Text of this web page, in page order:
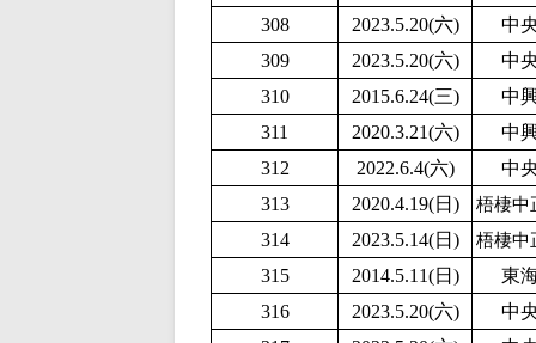
308
2023.5.20(六)
中
309
2023.5.20(六)
中
310
2015.6.24(三)
中
311
2020.3.21(六)
中
312
2022.6.4(六)
中
313
2020.4.19(日) 梧棲中
314 2023.5.14(日) 梧棲中
315 2014.5.11(日)
東
316
2023.5.20(六)
中